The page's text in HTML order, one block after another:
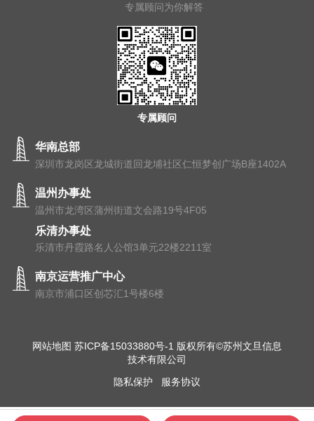
专属顾问
专属顾问为你解答
华南总部
深圳市龙岗区龙城街道回龙埔社区仁恒梦创广场B座1402A
温州办事处
温州市⻰湾区蒲州街道⽂会路19号4F05
乐清办事处
乐清市丹霞路名人公馆3单元22楼2211室
南京运营推广中心
南京市浦⼝区创芯汇1号楼6楼
网站地图 苏ICP备15033880号-1 版权所有©苏州文旦信息
技术有限公司
隐私保护 服务协议